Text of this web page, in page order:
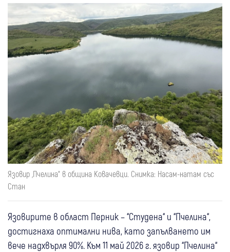
Язовир „Пчелина“ в община Ковачевци. Снимка: Насам-натам със
Стан
Язовирите в област Перник – “Студена“ и “Пчелина“,
достигнаха оптимални нива, като запълването им
вече надхвърля 90%. Към 11 май 2026 г. язовир “Пчелина“